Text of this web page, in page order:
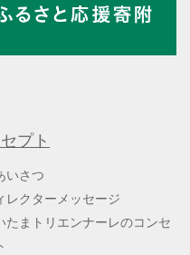
プト
いさつ
レクターメッセージ
たまトリエンナーレのコンセ